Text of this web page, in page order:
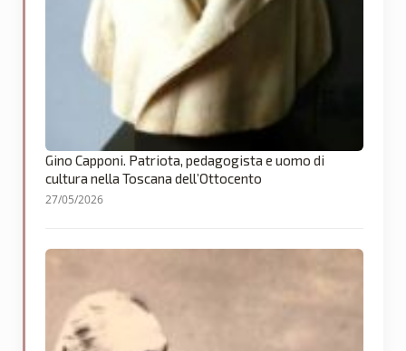
Gino Capponi. Patriota, pedagogista e uomo di
cultura nella Toscana dell’Ottocento
27/05/2026